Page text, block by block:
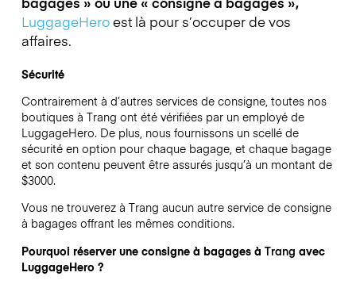
LuggageHeroest là pour s’occuper de vos
affaires.
Sécurité
Contrairement à d’autres services de consigne,toutes nos
boutiques à Trang ont été vérifiées par un employé de
LuggageHero. De plus, nous fournissons un scellé de
sécurité en option pour chaque bagage, et chaque bagage
et son contenu peuvent être assurés jusqu’à un montant de
$3000.
Vous ne trouverez à Trang aucun autre service de consigne
à bagages offrant les mêmes conditions.
Pourquoi réserver une consigne à bagages à Trang avec
LuggageHero ?